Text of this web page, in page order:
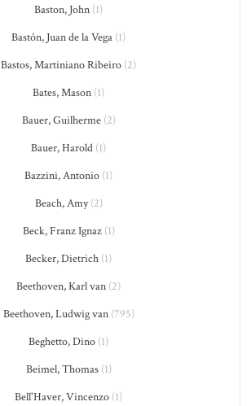
Baston, John (1)
Bastón, Juan de la Vega (1)
Bastos, Martiniano Ribeiro (2)
Bates, Mason (1)
Bauer, Guilherme(2)
Bauer, Harold (1)
Bazzini, Antonio (1)
Beach, Amy(2)
Beck, Franz Ignaz(1)
Becker, Dietrich (1)
Beethoven, Karl van (2)
Beethoven, Ludwig van(795)
Beghetto, Dino (1)
Beimel, Thomas(1)
Bell'Haver, Vincenzo (1)